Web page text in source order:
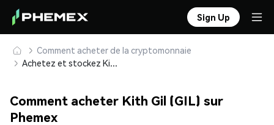
Sign Up
Comment acheter de la cryptomonnaie
Achetez et stockez Kith Gil (GIL) en toute sécurité
Comment acheter Kith Gil (GIL) sur
Phemex